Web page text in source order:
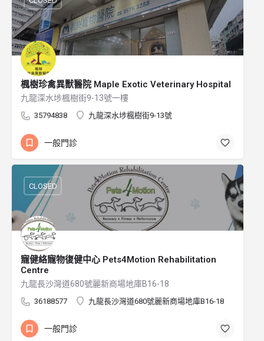
楓樹珍禽異獸醫院 Maple Exotic Veterinary Hospital
九龍深水埗楓樹街9-13號一樓
35794838 九龍深水埗楓樹街9-13號
一般門診
寵健絡寵物復健中心 Pets4Motion Rehabilitation
Centre
九龍長沙灣道680號麗新商場地庫B16-18
36188577 九龍長沙灣道680號麗新商場地庫B16-18
CLOSED
一般門診